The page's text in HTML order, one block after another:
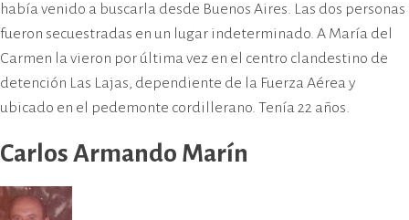
había venido a buscarla desde Buenos Aires. Las dos personas
fueron secuestradas en un lugar indeterminado. A María del
Carmen la vieron por última vez en el centro clandestino de
detención Las Lajas, dependiente de la Fuerza Aérea y
ubicado en el pedemonte cordillerano. Tenía 22 años.
Carlos Armando Marín